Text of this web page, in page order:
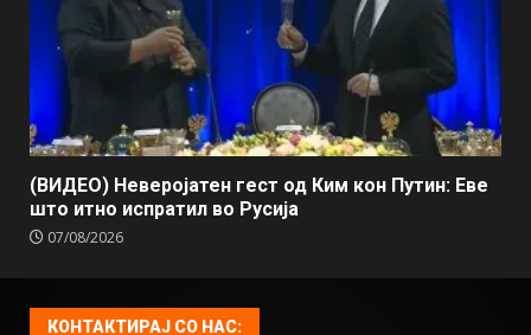
(ВИДЕО) Неверојатен гест од Ким кон Путин: Еве
што итно испратил во Русија
07/08/2026
КОНТАКТИРАЈ СО НАС: